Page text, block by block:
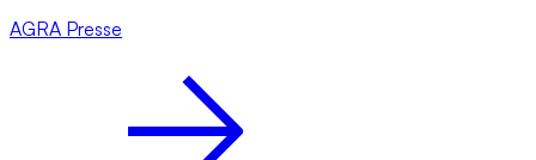
AGRA Presse